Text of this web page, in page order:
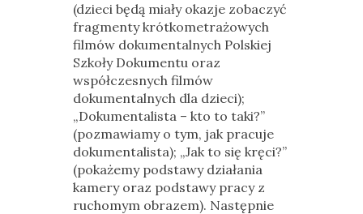
(dzieci będą miały okazje zobaczyć
fragmenty krótkometrażowych
filmów dokumentalnych Polskiej
Szkoły Dokumentu oraz
współczesnych filmów
dokumentalnych dla dzieci);
„Dokumentalista – kto to taki?”
(pozmawiamy o tym, jak pracuje
dokumentalista); „Jak to się kręci?”
(pokażemy podstawy działania
kamery oraz podstawy pracy z
ruchomym obrazem). Następnie